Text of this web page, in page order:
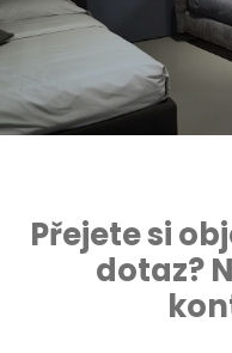
Přejete si
dotaz?